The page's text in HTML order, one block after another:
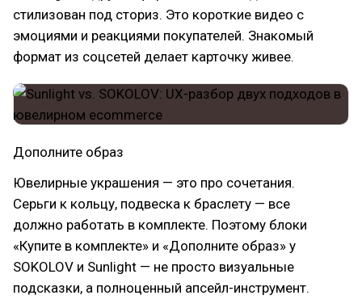
стилизован под сториз. Это короткие видео с
эмоциями и реакциями покупателей. Знакомый
формат из соцсетей делает карточку живее.
Дополните образ
Ювелирные украшения — это про сочетания.
Серьги к кольцу, подвеска к браслету — все
должно работать в комплекте. Поэтому блоки
«Купите в комплекте» и «Дополните образ» у
SOKOLOV и Sunlight — не просто визуальные
подсказки, а полноценный апсейл-инструмент.